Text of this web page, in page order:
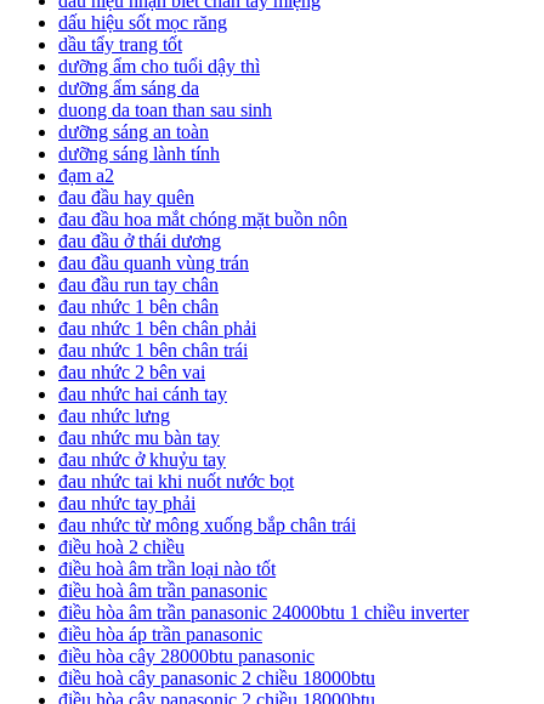
dấu hiệu sốt mọc răng
dầu tẩy trang tốt
dưỡng ẩm cho tuổi dậy thì
dưỡng ẩm sáng da
duong da toan than sau sinh
dưỡng sáng an toàn
dưỡng sáng lành tính
đạm a2
đau đầu hay quên
đau đầu hoa mắt chóng mặt buồn nôn
đau đầu ở thái dương
đau đầu quanh vùng trán
đau đầu run tay chân
đau nhức 1 bên chân
đau nhức 1 bên chân phải
đau nhức 1 bên chân trái
đau nhức 2 bên vai
đau nhức hai cánh tay
đau nhức lưng
đau nhức mu bàn tay
đau nhức ở khuỷu tay
đau nhức tai khi nuốt nước bọt
đau nhức tay phải
đau nhức từ mông xuống bắp chân trái
điều hoà 2 chiều
điều hoà âm trần loại nào tốt
điều hoà âm trần panasonic
điều hòa âm trần panasonic 24000btu 1 chiều inverter
điều hòa áp trần panasonic
điều hòa cây 28000btu panasonic
điều hoà cây panasonic 2 chiều 18000btu
điều hòa cây panasonic 2 chiều 18000btu